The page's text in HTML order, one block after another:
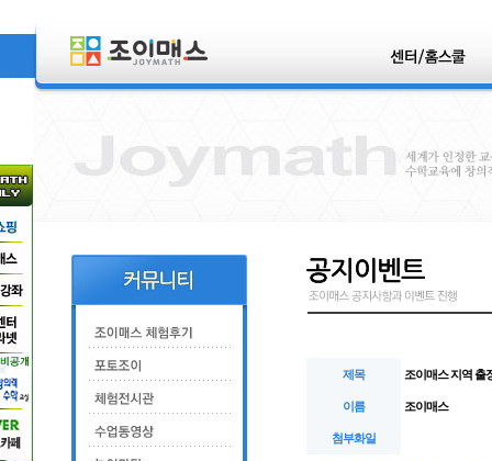
제목 조이매스 지역 출
이름 조이매스
첨부화일